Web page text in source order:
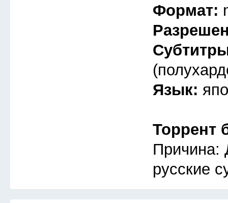
Формат:
Язык:
Торрент
Причина:
русские